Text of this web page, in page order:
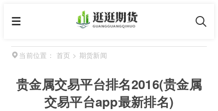
当前位置： 首页 > 期货新闻
贵金属交易平台排名2016(贵金属
交易平台app最新排名)